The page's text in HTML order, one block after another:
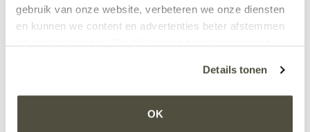
gebruik van onze website, verbeteren we onze diensten
en kunnen we content en advertenties beter afstemmen
noodzakelijk’ om alleen noodzakelijke cookies toe te
Details tonen
OK
mij-niet-pad – drie veilige routes rondom Het
Maanderzand, gemarkeerd met herkenbare blauwe
vergeet-mij-niet-tegels.
malkander,vergeetmijnietpad